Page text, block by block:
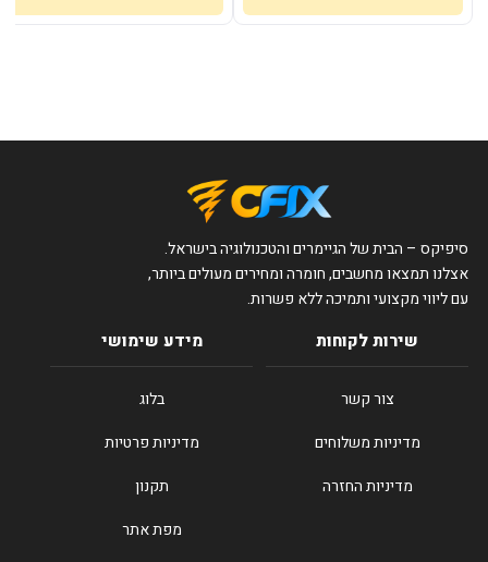
סיפיקס – הבית של הגיימרים והטכנולוגיה בישראל.
אצלנו תמצאו מחשבים, חומרה ומחירים מעולים ביותר,
עם ליווי מקצועי ותמיכה ללא פשרות.
שירות לקוחות
צור קשר
מדיניות משלוחים
מדיניות החזרה
מידע שימושי
בלוג
מדיניות פרטיות
תקנון
מפת אתר